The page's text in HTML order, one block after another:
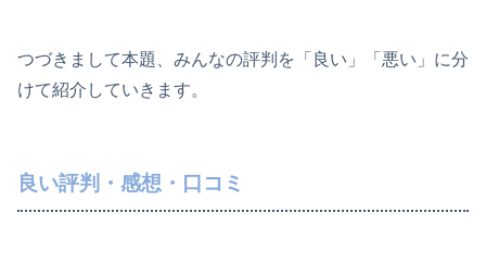
つづきまして本題、みんなの評判を「良い」「悪い」に分
けて紹介していきます。
良い評判・感想・口コミ